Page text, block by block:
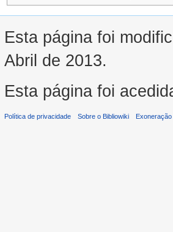
Esta página foi
Abril de 2013.
Esta página foi
Política de privacidade Sobre o Bibliowiki